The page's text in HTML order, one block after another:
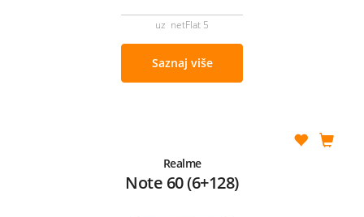
uz netFlat 5
Saznaj više
Realme
Note 60 (6+128)